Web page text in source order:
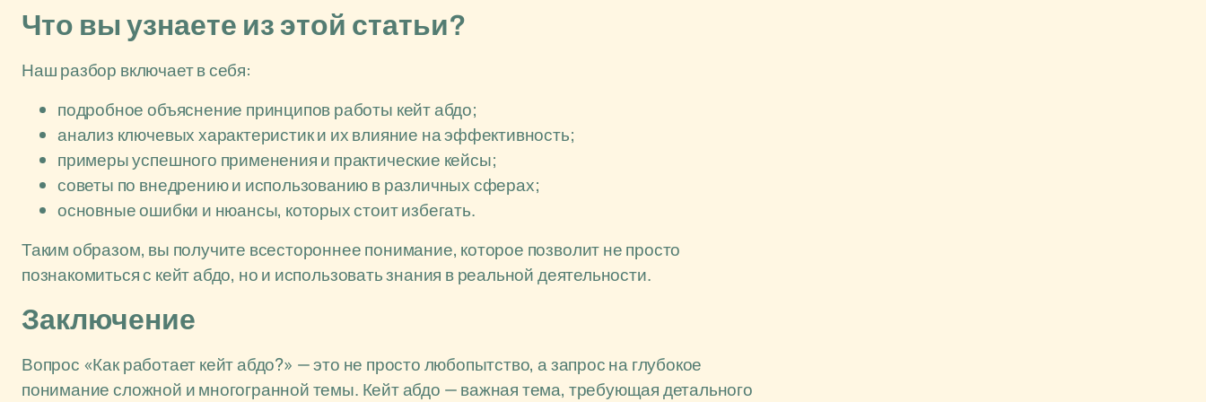
Что вы узнаете из этой статьи?
Наш разбор включает в себя:
подробное объяснение принципов работы кейт абдо;
анализ ключевых характеристик и их влияние на эффективность;
примеры успешного применения и практические кейсы;
советы по внедрению и использованию в различных сферах;
основные ошибки и нюансы, которых стоит избегать.
Таким образом, вы получите всестороннее понимание, которое позволит не просто
познакомиться с кейт абдо, но и использовать знания в реальной деятельности.
Заключение
Вопрос «Как работает кейт абдо?» — это не просто любопытство, а запрос на глубокое
понимание сложной и многогранной темы. Кейт абдо — важная тема, требующая детального